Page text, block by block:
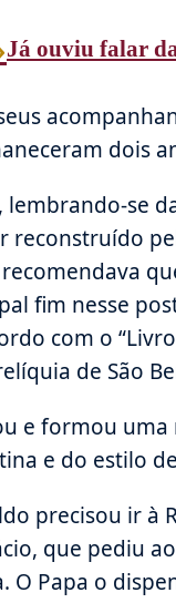
Já ouviu falar
dois
lembrando-se
reconstruído
fim nesse
com o
de São
e formou
e do estilo
precisou ir
que pediu
O Papa o